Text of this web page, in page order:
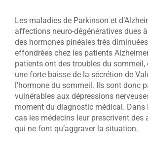
Les maladies de Parkinson et
affections neuro-dégénératives dues
des hormones pinéales très
effondrées chez les patients
patients ont des troubles du sommeil,
une forte baisse de la sécrétion de
l’hormone du sommeil. Ils sont donc
vulnérables aux dépressions
moment du diagnostic médical. Dans
cas les médecins leur prescrivent des
qui ne font qu’aggraver la situation.